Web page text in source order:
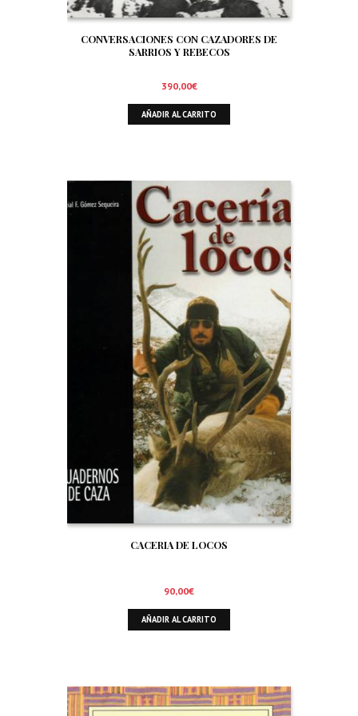
CONVERSACIONES CON CAZADORES DE
SARRIOS Y REBECOS
390,00€
AÑADIR AL CARRITO
CACERIA DE LOCOS
90,00€
AÑADIR AL CARRITO